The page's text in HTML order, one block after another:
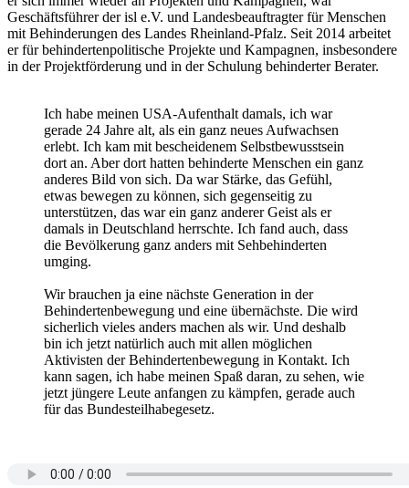
Geschäftsführer der isl e.V. und Landesbeauftragter für Menschen
mit Behinderungen des Landes Rheinland-Pfalz. Seit 2014 arbeitet
er für behindertenpolitische Projekte und Kampagnen, insbesondere
in der Projektförderung und in der Schulung behinderter Berater.
Ich habe meinen USA-Aufenthalt damals, ich war
gerade 24 Jahre alt, als ein ganz neues Aufwachsen
erlebt. Ich kam mit bescheidenem Selbstbewusstsein
dort an. Aber dort hatten behinderte Menschen ein ganz
anderes Bild von sich. Da war Stärke, das Gefühl,
etwas bewegen zu können, sich gegenseitig zu
unterstützen, das war ein ganz anderer Geist als er
damals in Deutschland herrschte. Ich fand auch, dass
die Bevölkerung ganz anders mit Sehbehinderten
umging.
Wir brauchen ja eine nächste Generation in der
Behindertenbewegung und eine übernächste. Die wird
sicherlich vieles anders machen als wir. Und deshalb
bin ich jetzt natürlich auch mit allen möglichen
Aktivisten der Behindertenbewegung in Kontakt. Ich
kann sagen, ich habe meinen Spaß daran, zu sehen, wie
jetzt jüngere Leute anfangen zu kämpfen, gerade auch
für das Bundesteilhabegesetz.